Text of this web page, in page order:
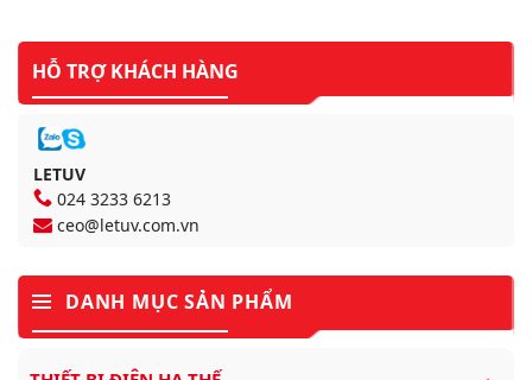
HỖ TRỢ KHÁCH HÀNG
LETUV
024 3233 6213
ceo@letuv.com.vn
DANH MỤC SẢN PHẨM